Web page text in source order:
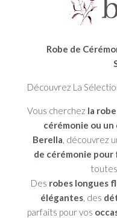
Robe de
Découvrez La
Vous cherchez la
cérémonie ou
Berella , découvrez
de cérémonie pour
Des robes longues
élégantes, des
parfaits pour vos